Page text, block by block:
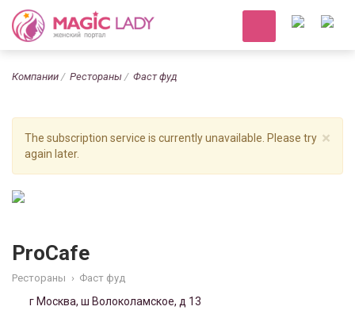
Компании Рестораны Фаст фуд
×
The subscription service is currently unavailable. Please try
again later.
ProCafe
Рестораны › Фаст фуд
г Москва, ш Волоколамское, д 13